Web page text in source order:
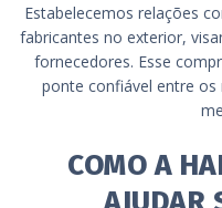
Estabelecemos relações
fabricantes no exterior,
fornecedores. Esse
ponte confiável entre
COMO A